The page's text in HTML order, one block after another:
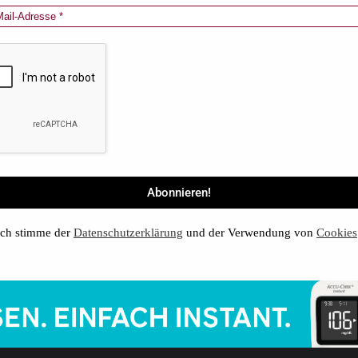
stimme der Datenschutzerklärung und der Verwendung von Cookies